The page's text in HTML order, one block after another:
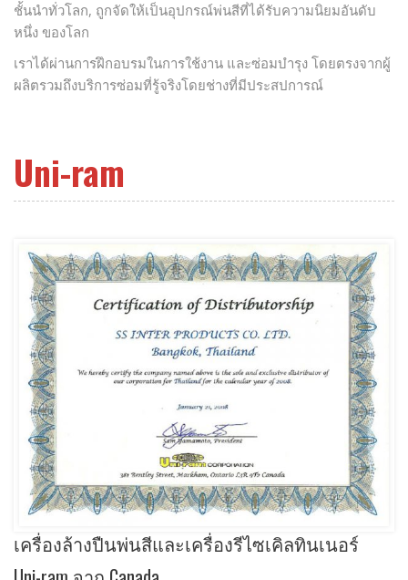
ชั้นนําทั่วโลก, ถูกจัดให้เป็นอุปกรณ์พ่นสีที่ได้รับความนิยมอันดับ
หนึ่ง ของโลก
เราได้ผ่านการฝึกอบรมในการใช้งาน และซ่อมบํารุง โดยตรงจากผู้
ผลิตรวมถึงบริการซ่อมที่รู้จริงโดยช่างที่มีประสปการณ์
Uni-ram
เครื่องล้างปืนพ่นสีและเครื่องรีไซเคิลทินเนอร์